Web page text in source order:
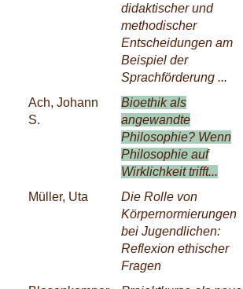
didaktischer und
methodischer
Entscheidungen am
Beispiel der
Sprachförderung ...
Ach, Johann
S.
Bioethik als
angewandte
Philosophie? Wenn
Philosophie auf
Wirklichkeit trifft...
Müller, Uta
Die Rolle von
Körpernormierungen
bei Jugendlichen:
Reflexion ethischer
Fragen